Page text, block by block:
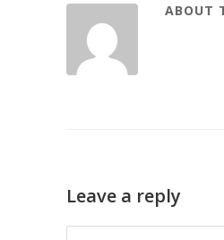
ABOUT
Leave a reply